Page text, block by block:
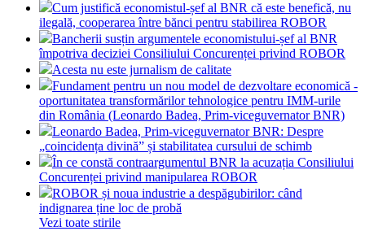
Cum justifică economistul-șef al BNR că este benefică, nu
ilegală, cooperarea între bănci pentru stabilirea ROBOR
Bancherii susțin argumentele economistului-șef al BNR
împotriva deciziei Consiliului Concurenței privind ROBOR
Acesta nu este jurnalism de calitate
Fundament pentru un nou model de dezvoltare economică -
oportunitatea transformărilor tehnologice pentru IMM-urile
din România (Leonardo Badea, Prim-viceguvernator BNR)
Leonardo Badea, Prim-viceguvernator BNR: Despre
„coincidența divină” și stabilitatea cursului de schimb
În ce constă contraargumentul BNR la acuzația Consiliului
Concurenței privind manipularea ROBOR
ROBOR și noua industrie a despăgubirilor: când
indignarea ține loc de probă
Vezi toate stirile